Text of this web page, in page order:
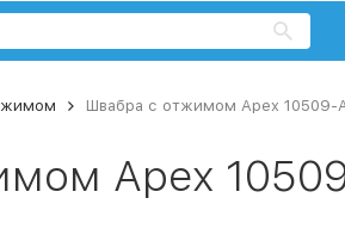
Швабра с отжимом Apex 10509-
Apex